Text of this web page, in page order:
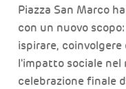
Piazza San Marco
con un nuovo
ispirare,
l'impatto sociale nel
celebrazione finale